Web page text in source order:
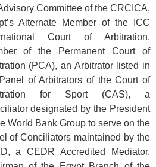
Committee of the CRCICA,
Alternate Member of the ICC
Court of Arbitration,
of the Permanent Court of
(PCA), an Arbitrator listed in
of Arbitrators of the Court of
for Sport (CAS), a
designated by the President
World Bank Group to serve on the
of Conciliators maintained by the
a CEDR Accredited Mediator,